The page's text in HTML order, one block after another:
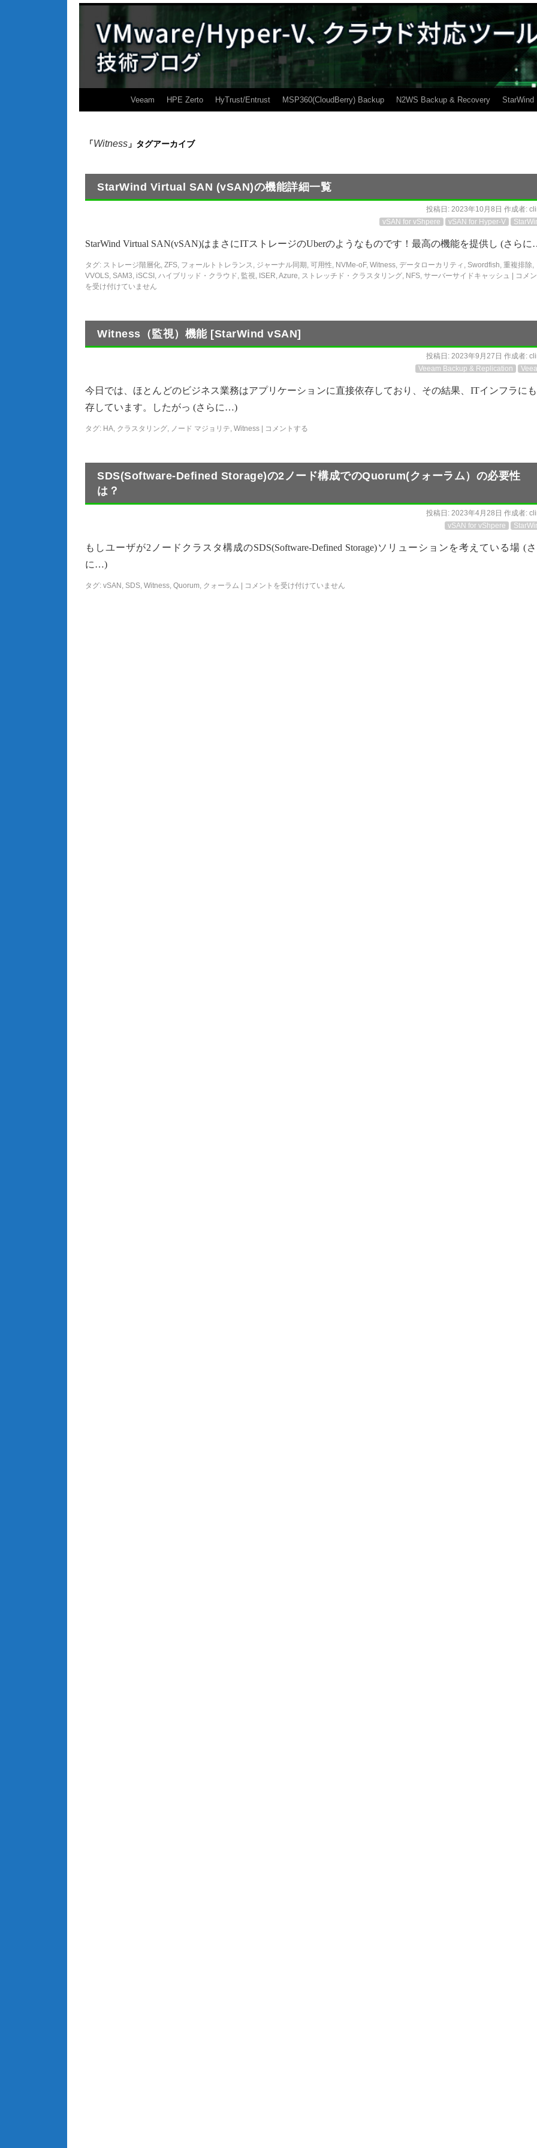
Veeam HPE Zerto HyTrust/Entrust MSP360(CloudBerry) Backup N2WS Backup & Recovery StarWind
「Witness 」タグアーカイブ
StarWind Virtual SAN (vSAN)の機能詳細一覧
投稿日: 2023年10月8日 作成者:
vSAN for vShpere
vSAN for Hyper-V
StarWind Virtual SAN(vSAN)はまさにITストレージのUberのようなものです！最高の機能を提供し (さら
タグ: ストレージ階層化, ZFS, フォールトトレランス, ジャーナル同期, 可用性, NVMe-oF, Witness, データローカリティ , Swordfish, 重複排除,
VVOLS, SAM3, iSCSI, ハイブリッド・クラウド, 監視, ISER,Azure, ストレッチド・クラスタリング, NFS, サーバーサイドキャッシュ | コメ
を受け付けていません
Witness（監視）機能 [StarWind vSAN]
投稿日: 2023年9月27日 作成者:
Veeam Backup & Replication
今日では、ほとんどのビジネス業務はアプリケーションに直接依存しており、その結果、ITインフラに
存しています。したがっ (さらに…)
タグ: HA, クラスタリング, ノード マジョリテ, Witness | コメントする
SDS(Software-Defined Storage)の2ノード構成でのQuorum(クォーラム）の必要性
は？
投稿日: 2023年4月28日 作成者:
vSAN for vShpere
もしユーザが2ノードクラスタ構成のSDS(Software-Defined Storage)ソリューションを考えている場 (
に…)
タグ: vSAN, SDS, Witness, Quorum, クォーラム | コメントを受け付けていません